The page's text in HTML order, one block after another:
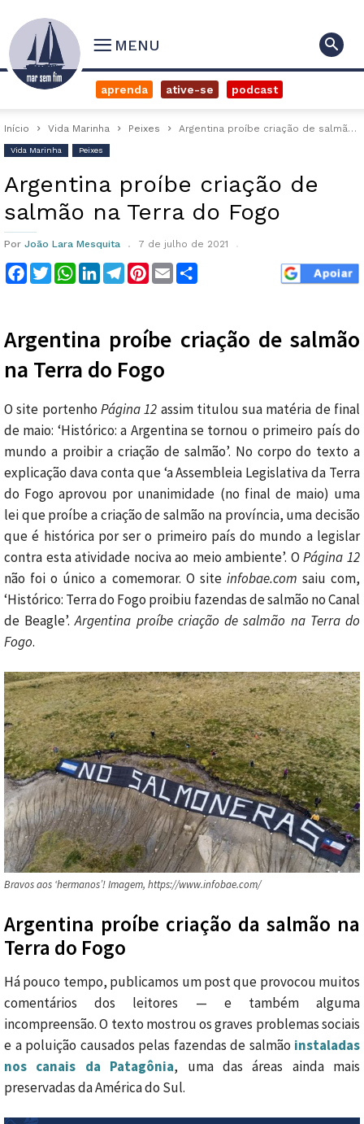
MENU
aprenda ative-se podcast
Início Vida Marinha Peixes Argentina proíbe criação de salmão na Terra do Fogo
Vida Marinha Peixes
Argentina proíbe criação de
salmão na Terra do Fogo
Por João Lara Mesquita 7 de julho de 2021
Facebook
TwitterWhatsApp
LinkedInTelegram
Pinterest
Email
Argentina proíbe criação de salmão
na Terra do Fogo
O site portenho Página 12 assim titulou sua matéria de final
de maio: ‘Histórico: a Argentina se tornou o primeiro país do
mundo a proibir a criação de salmão’. No corpo do texto a
explicação dava conta que ‘a Assembleia Legislativa da Terra
do Fogo aprovou por unanimidade (no final de maio) uma
lei que proíbe a criação de salmão na província, uma decisão
que é histórica por ser o primeiro país do mundo a legislar
contra esta atividade nociva ao meio ambiente’. OPágina 12
não foi o único a comemorar. O siteinfobae.com saiu com,
‘Histórico: Terra do Fogo proibiu fazendas de salmão no Canal
de Beagle’.Argentina proíbe criação de salmão na Terra do
Fogo.
Bravos aos ‘hermanos’! Imagem, https://www.infobae.com/
Argentina proíbe criação da salmão na
Terra do Fogo
Há pouco tempo, publicamos um post que provocou muitos
comentários dos leitores — e também alguma
incompreensão. O texto mostrou os graves problemas sociais
e a poluição causados pelas fazendas de salmão instaladas
nos canais da Patagônia, uma das áreas ainda mais
preservadas da América do Sul.